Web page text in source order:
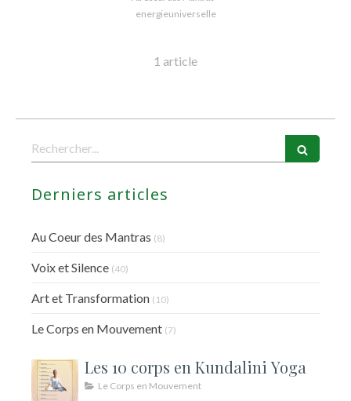
energieuniverselle
1 article
Rechercher
Derniers articles
Au Coeur des Mantras (8)
Voix et Silence (40)
Art et Transformation (10)
Le Corps en Mouvement (7)
Les 10 corps en Kundalini Yoga
Le Corps en Mouvement